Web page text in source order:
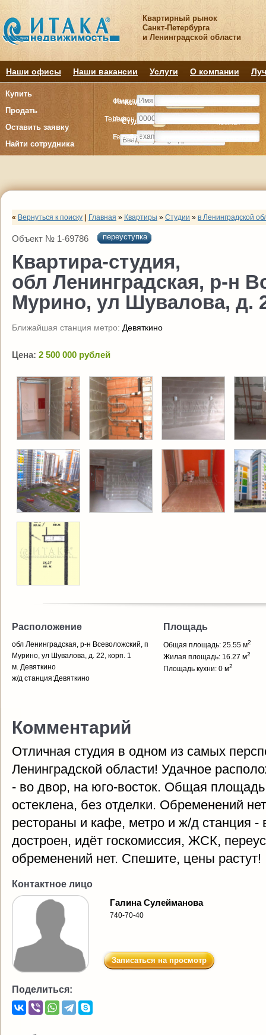
Квартирный рынок
Санкт-Петербурга
и Ленинградской области
Наши офисы Наши вакансии Услуги О компании
Купить
Продать
Оставить заявку
Найти сотрудника
Комнату
Студия Комнат
Комнату
Студия Комнат
Имя
Телефон
E-mail
Фамилия
Имя
Телефон
« Вернуться к поиску Главная » Квартиры » Студии » в Ленинградской
Объект № 1-69786 переуступка
Квартира-студия,
обл Ленинградская, р-н
Мурино, ул Шувалова, д.
Ближайшая станция метро: Девяткино
Цена: 2 500 000 рублей
Расположение
обл Ленинградская, р-н Всеволожский, п
Мурино, ул Шувалова, д. 22, корп. 1
м. Девяткино
ж/д станция:Девяткино
Площадь
Общая площадь: 25.55 м2
Жилая площадь: 16.27 м2
Площадь кухни: 0 м2
Комментарий
Отличная студия в одном из самых
Ленинградской области! Удачное
- во двор, на юго-восток. Общая
остеклена, без отделки. Обременений
рестораны и кафе, метро и ж/д станция
достроен, идёт госкомиссия, ЖСК,
обременений нет. Спешите, цены растут!
Контактное лицо
Галина Сулейманова
740-70-40
Записаться на просмотр
Поделиться: